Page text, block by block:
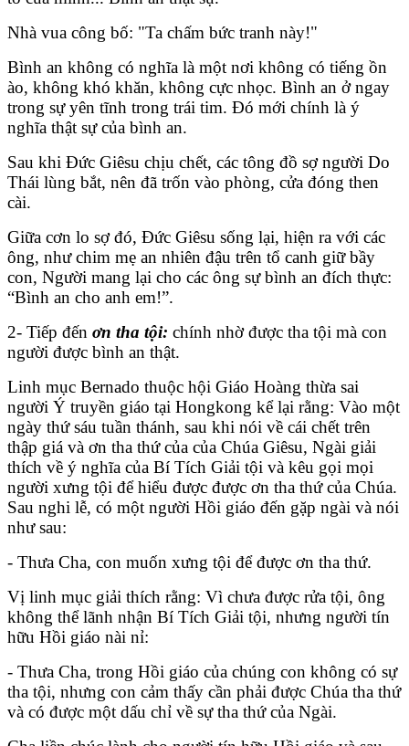
Nhà vua công bố: "Ta chấm bức tranh này!"
Bình an không có nghĩa là một nơi không có tiếng ồn
ào, không khó khăn, không cực nhọc. Bình an ở ngay
trong sự yên tĩnh trong trái tim. Đó mới chính là ý
nghĩa thật sự của bình an.
Sau khi Đức Giêsu chịu chết, các tông đồ sợ người Do
Thái lùng bắt, nên đã trốn vào phòng, cửa đóng then
cài.
Giữa cơn lo sợ đó, Đức Giêsu sống lại, hiện ra với các
ông, như chim mẹ an nhiên đậu trên tổ canh giữ bầy
con, Người mang lại cho các ông sự bình an đích thực:
“Bình an cho anh em!”.
2- Tiếp đến ơn tha tội: chính nhờ được tha tội mà con
người được bình an thật.
Linh mục Bernado thuộc hội Giáo Hoàng thừa sai
người Ý truyền giáo tại Hongkong kể lại rằng: Vào một
ngày thứ sáu tuần thánh, sau khi nói về cái chết trên
thập giá và ơn tha thứ của của Chúa Giêsu, Ngài giải
thích về ý nghĩa của Bí Tích Giải tội và kêu gọi mọi
người xưng tội để hiểu được được ơn tha thứ của Chúa.
Sau nghi lễ, có một người Hồi giáo đến gặp ngài và nói
như sau:
- Thưa Cha, con muốn xưng tội để được ơn tha thứ.
Vị linh mục giải thích rằng: Vì chưa được rửa tội, ông
không thể lãnh nhận Bí Tích Giải tội, nhưng người tín
hữu Hồi giáo nài nỉ:
- Thưa Cha, trong Hồi giáo của chúng con không có sự
tha tội, nhưng con cảm thấy cần phải được Chúa tha thứ
và có được một dấu chỉ về sự tha thứ của Ngài.